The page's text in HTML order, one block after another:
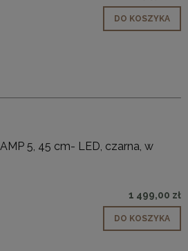
DO KOSZYKA
5, 45 cm- LED, czarna, w
1 499,00 zł
DO KOSZYKA